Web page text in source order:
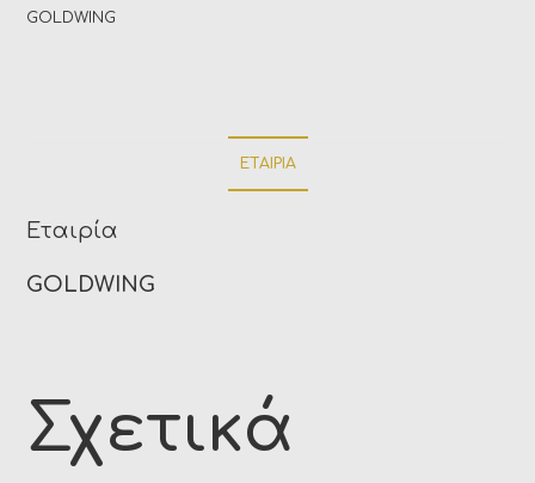
GOLDWING
ΕΤΑΙΡΊΑ
Εταιρία
GOLDWING
Σχετικά